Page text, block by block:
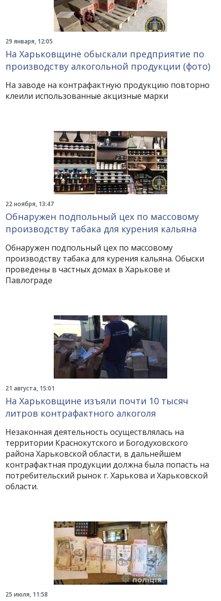
29 января, 12:05
На Харьковщине обыскали предприятие по
производству алкогольной продукции (фото)
На заводе на контрафактную продукцию повторно
клеили использованные акцизные марки
22 ноября, 13:47
Обнаружен подпольный цех по массовому
производству табака для курения кальяна
Обнаружен подпольный цех по массовому
производству табака для курения кальяна. Обыски
проведены в частных домах в Харькове и
Павлограде
21 августа, 15:01
На Харьковщине изъяли почти 10 тысяч
литров контрафактного алкоголя
Незаконная деятельность осуществлялась на
территории Краснокутского и Богодуховского
района Харьковской области, в дальнейшем
контрафактная продукции должна была попасть на
потребительский рынок г. Харькова и Харьковской
области.
25 июля, 11:58